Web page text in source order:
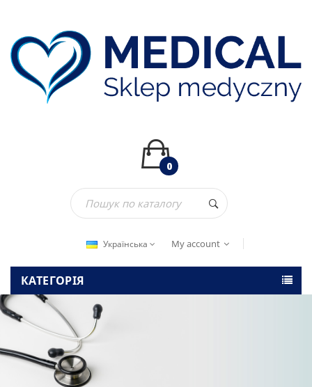
0
Українська My account
КАТЕГОРІЯ